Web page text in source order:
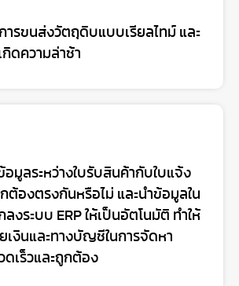
ารขนส่งวัตถุดิบแบบเรียลไทม์ และ
ดความล่าช้า
มูลระหว่างใบรับสินค้ากับใบแจ้ง
ต้องตรงกันหรือไม่ และนำข้อมูลใน
งระบบ ERP ให้เป็นอัตโนมัติ ทำให้
เงินและทางบัญชีในการจัดหา
ดเร็วและถูกต้อง